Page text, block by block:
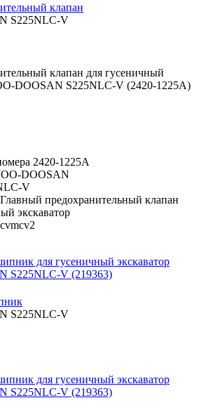
клапан
S225NLC-V
клапан для гусеничный
DOOSAN S225NLC-V (2420-1225A)
2420-1225A
DOOSAN
V
Главный предохранительный клапан
экскаватор
S225NLC-V